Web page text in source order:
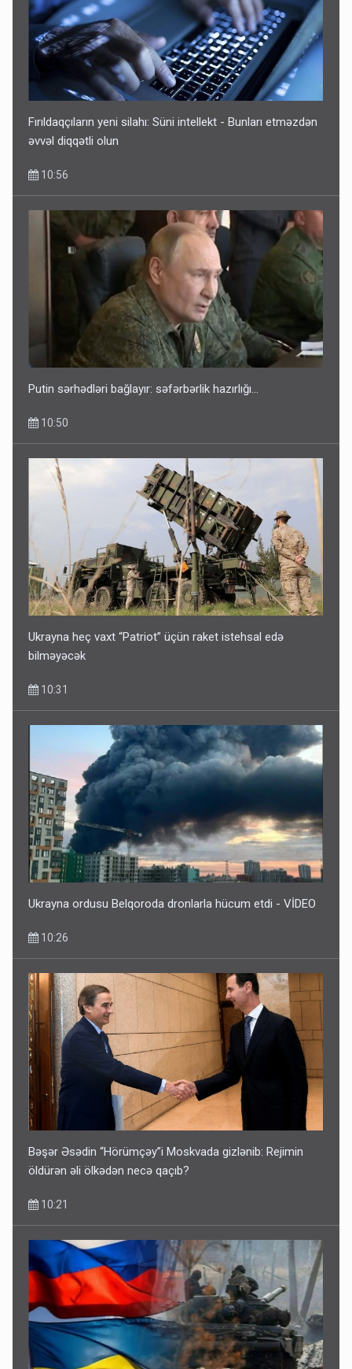
Fırıldaqçıların yeni silahı: Süni intellekt - Bunları etməzdən
əvvəl diqqətli olun
10:56
Putin sərhədləri bağlayır: səfərbərlik hazırlığı...
10:50
Ukrayna heç vaxt “Patriot” üçün raket istehsal edə
bilməyəcək
10:31
Ukrayna ordusu Belqoroda dronlarla hücum etdi - VİDEO
10:26
Bəşər Əsədin “Hörümçəy”i Moskvada gizlənib: Rejimin
öldürən əli ölkədən necə qaçıb?
10:21